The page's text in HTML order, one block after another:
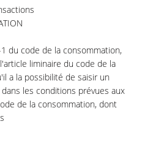
du code de la consommation,
liminaire du code de la
a la possibilité de saisir un
les conditions prévues aux
de la consommation, dont